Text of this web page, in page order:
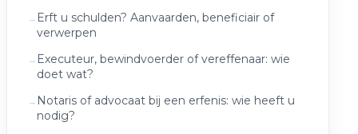
Erft u schulden? Aanvaarden, beneficiair of
verwerpen
Executeur, bewindvoerder of vereffenaar: wie
doet wat?
Notaris of advocaat bij een erfenis: wie heeft u
nodig?